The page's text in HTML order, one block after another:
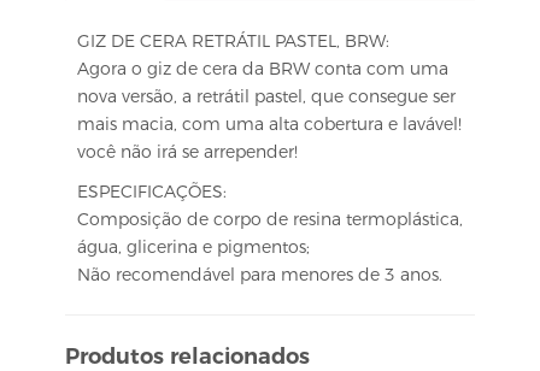
GIZ DE CERA RETRÁTIL PASTEL, BRW:
Agora o giz de cera da BRW conta com uma
nova versão, a retrátil pastel, que consegue ser
mais macia, com uma alta cobertura e lavável!
você não irá se arrepender!
ESPECIFICAÇÕES:
Composição de corpo de resina termoplástica,
água, glicerina e pigmentos;
Não recomendável para menores de 3 anos.
Produtos relacionados